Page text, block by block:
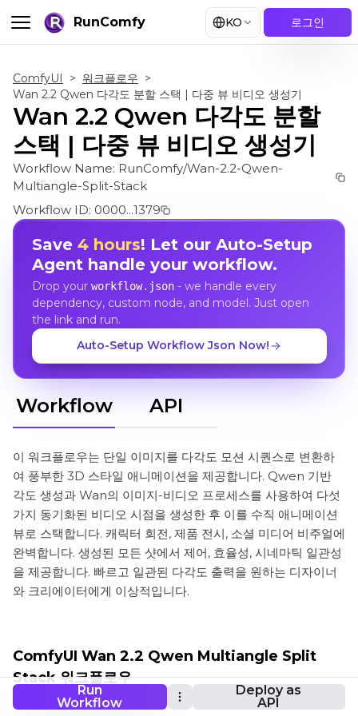
RunComfy KO 로그인
Run
Workflow
Deploy as
API
ComfyUI > 워크플로우 >
Wan 2.2 Qwen 다각도 분할 스택 | 다중 뷰 비디오 생성기
Wan 2.2 Qwen 다각도 분할
스택 | 다중 뷰 비디오 생성기
Workflow Name: RunComfy/Wan-2.2-Qwen-
Multiangle-Split-Stack
Workflow ID: 0000...1379
Save 4 hours! Let our Auto-Setup
Agent handle your workflow.
Drop your workflow.json- we handle every
dependency, custom node, and model. Just open
the link and run.
Auto-Setup Workflow Json Now!
Workflow API
이 워크플로우는 단일 이미지를 다각도 모션 시퀀스로 변환하
여 풍부한 3D 스타일 애니메이션을 제공합니다. Qwen 기반
각도 생성과 Wan의 이미지-비디오 프로세스를 사용하여 다섯
가지 동기화된 비디오 시점을 생성한 후 이를 수직 애니메이션
뷰로 스택합니다. 캐릭터 회전, 제품 전시, 소셜 미디어 비주얼에
완벽합니다. 생성된 모든 샷에서 제어, 효율성, 시네마틱 일관성
을 제공합니다. 빠르고 일관된 다각도 출력을 원하는 디자이너
와 크리에이터에게 이상적입니다.
ComfyUI Wan 2.2 Qwen Multiangle Split
Stack 워크플로우